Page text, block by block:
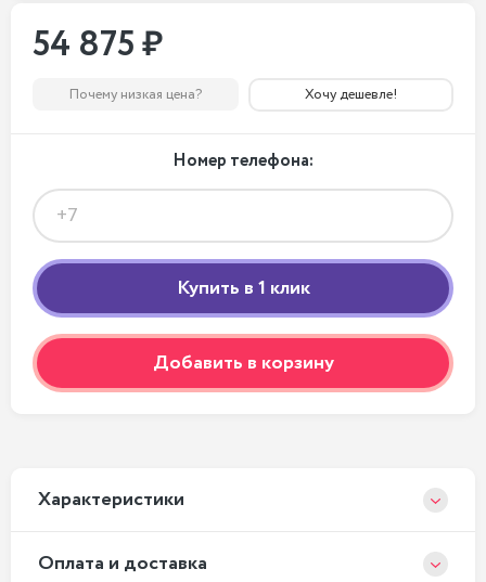
54 875 ₽
Почему низкая цена? Хочу дешевле!
Номер телефона:
Добавить в корзину
Xарактеристики
Оплата и доставка